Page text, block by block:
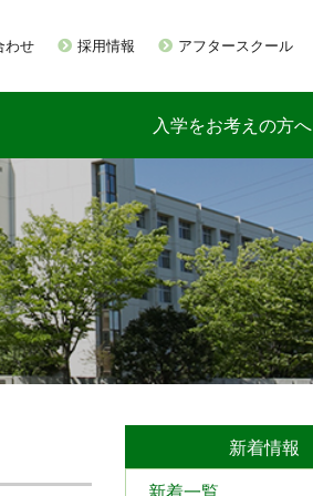
わせ 採用情報 アフタースクール
入学をお考えの方へ
新着情報
新着一覧